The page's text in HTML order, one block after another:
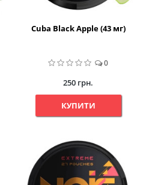
Cuba Black Apple (43 мг)
0
250 грн.
КУПИТИ